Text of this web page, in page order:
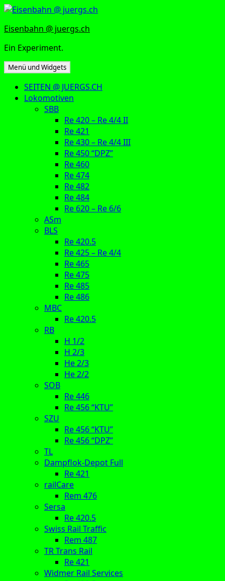
Zum
springen
Eisenbahn @ juergs.ch
Ein Experiment.
Menü und Widgets
SEITEN @ JUERGS.CH
Lokomotiven
SBB
Re 420 – Re 4/4 II
Re 421
Re 430 – Re 4/4 III
Re 450 “DPZ”
Re 460
Re 474
Re 482
Re 484
Re 620 – Re 6/6
ASm
BLS
Re 420.5
Re 425 – Re 4/4
Re 465
Re 475
Re 485
Re 486
MBC
Re 420.5
RB
H 1/2
H 2/3
He 2/3
He 2/2
SOB
Re 446
Re 456 “KTU”
SZU
Re 456 “KTU”
Re 456 “DPZ”
TL
Dampflok-Depot Full
Re 421
railCare
Rem 476
Sersa
Re 420.5
Swiss Rail Traffic
Rem 487
TR Trans Rail
Re 421
Widmer Rail Services